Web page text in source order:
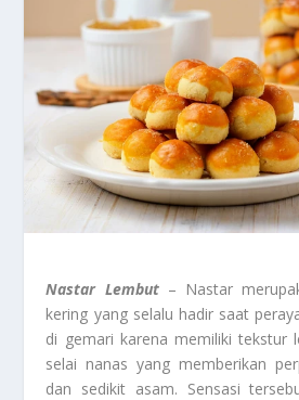
Nastar Lembut– Nastar
kering yang selalu hadir saat
di gemari karena memiliki tekstur
selai nanas yang memberikan
dan sedikit asam. Sensasi